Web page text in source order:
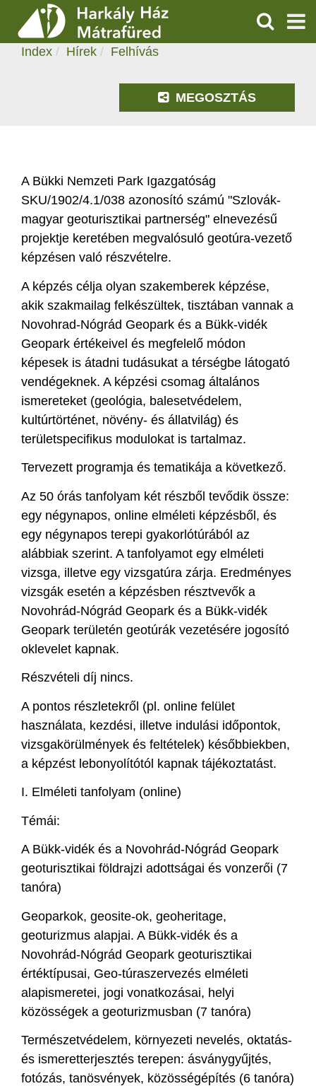
ÁRAK, NYITVATARTÁS
KERESÉS
FELHÍVÁS
2021.06.09. 15:31
Index Hírek Felhívás
MEGOSZTÁS
A Bükki Nemzeti Park Igazgatóság
SKU/1902/4.1/038 azonosító számú "Szlovák-
magyar geoturisztikai partnerség" elnevezésű
projektje keretében megvalósuló geotúra-vezető
képzésen való részvételre.
A képzés célja olyan szakemberek képzése,
akik szakmailag felkészültek, tisztában vannak a
Novohrad-Nógrád Geopark és a Bükk-vidék
Geopark értékeivel és megfelelő módon
képesek is átadni tudásukat a térségbe látogató
vendégeknek. A képzési csomag általános
ismereteket (geológia, balesetvédelem,
kultúrtörténet, növény- és állatvilág) és
területspecifikus modulokat is tartalmaz.
Tervezett programja és tematikája a következő.
Az 50 órás tanfolyam két részből tevődik össze:
egy négynapos, online elméleti képzésből, és
egy négynapos terepi gyakorlótúrából az
alábbiak szerint. A tanfolyamot egy elméleti
vizsga, illetve egy vizsgatúra zárja. Eredményes
vizsgák esetén a képzésben résztvevők a
Novohrád-Nógrád Geopark és a Bükk-vidék
Geopark területén geotúrák vezetésére jogosító
oklevelet kapnak.
Részvételi díj nincs.
A pontos részletekről (pl. online felület
használata, kezdési, illetve indulási időpontok,
vizsgakörülmények és feltételek) későbbiekben,
a képzést lebonyolítótól kapnak tájékoztatást.
I. Elméleti tanfolyam (online)
Témái:
A Bükk-vidék és a Novohrád-Nógrád Geopark
geoturisztikai földrajzi adottságai és vonzerői (7
tanóra)
Geoparkok, geosite-ok, geoheritage,
geoturizmus alapjai. A Bükk-vidék és a
Novohrád-Nógrád Geopark geoturisztikai
értéktípusai, Geo-túraszervezés elméleti
alapismeretei, jogi vonatkozásai, helyi
közösségek a geoturizmusban (7 tanóra)
Természetvédelem, környezeti nevelés, oktatás-
és ismeretterjesztés terepen: ásványgyűjtés,
fotózás, tanösvények, közösségépítés (6 tanóra)